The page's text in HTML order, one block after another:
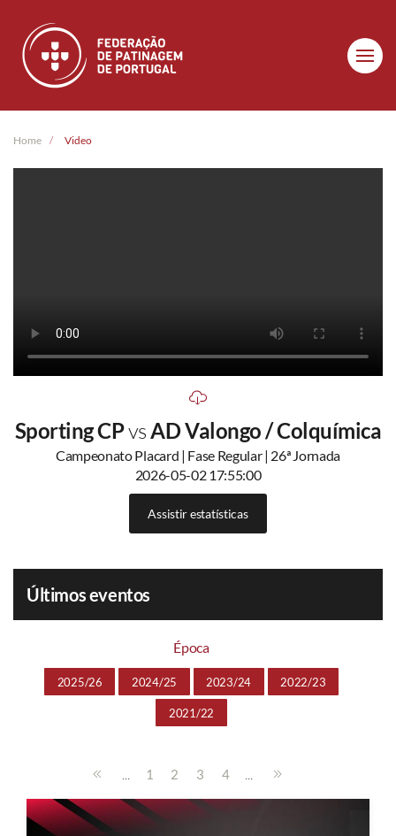
Skip to main content
Home Video
Sporting CPvsAD Valongo / Colquímica
Campeonato Placard | Fase Regular | 26ª Jornada
2026-05-02 17:55:00
Assistir estatísticas
Últimos eventos
Época
2025/26 2024/25 2023/24 2022/23
2021/22
... 1 2 3 4 ...